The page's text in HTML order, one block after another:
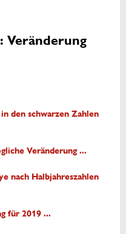
Veränderung
den schwarzen Zahlen
Veränderung ...
nach Halbjahreszahlen
für 2019 ...